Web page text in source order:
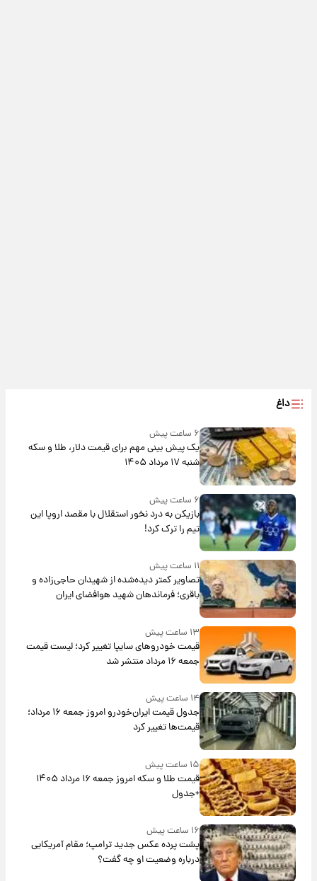
داغ
۶ ساعت پیش
یک پیش ‌بینی مهم برای قیمت دلار، طلا و سکه
شنبه ۱۷ مرداد ۱۴۰۵
۶ ساعت پیش
بازیکن به درد نخور استقلال با مقصد اروپا این
تیم را ترک کرد!
۱۱ ساعت پیش
تصاویر کمتر دیده‌شده از شهیدان حاجی‌زاده و
باقری؛ فرماندهان شهید هوافضای ایران
۱۳ ساعت پیش
قیمت خودروهای سایپا تغییر کرد؛ لیست قیمت
جمعه ۱۶ مرداد منتشر شد
۱۴ ساعت پیش
جدول قیمت ایران‌خودرو امروز جمعه ۱۶ مرداد؛
قیمت‌ها تغییر کرد
۱۵ ساعت پیش
قیمت طلا و سکه امروز جمعه ۱۶ مرداد ۱۴۰۵
+جدول
۱۶ ساعت پیش
پشت پرده عکس جدید ترامپ؛ مقام آمریکایی
درباره وضعیت او چه گفت؟